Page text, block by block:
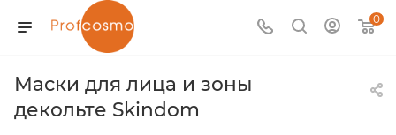
0
Маски для лица и зоны
декольте Skindom